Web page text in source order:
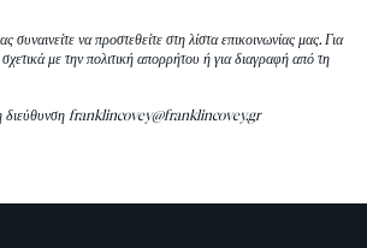
να προστεθείτε στη λίστα επικοινωνίας μας. Για
με την πολιτική απορρήτου ή για διαγραφή από τη
διεύθυνσηfranklincovey@franklincovey.gr